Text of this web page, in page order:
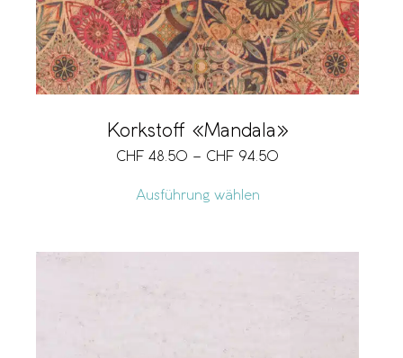
Korkstoff «Mandala»
CHF 48.50 – CHF 94.50
Ausführung wählen